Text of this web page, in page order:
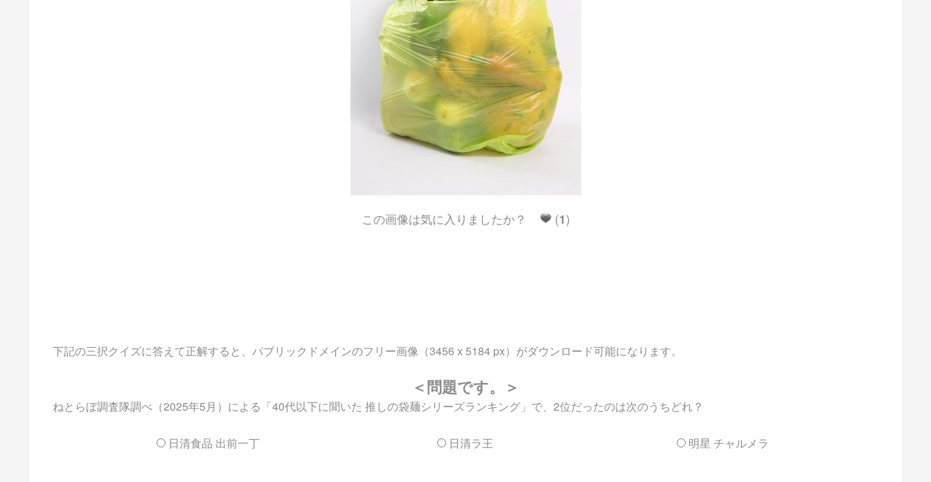
この画像は気に入りましたか？ (1)
下記の三択クイズに答えて正解すると、パブリックドメインのフリー画像（3456 x 5184 px）がダウンロード可能になります。
＜問題です。＞
ねとらぼ調査隊調べ（2025年5月）による「40代以下に聞いた 推しの袋麺シリーズランキング」で、2位だったのは次のうちどれ？
日清食品 出前一丁 日清ラ王 明星 チャルメラ